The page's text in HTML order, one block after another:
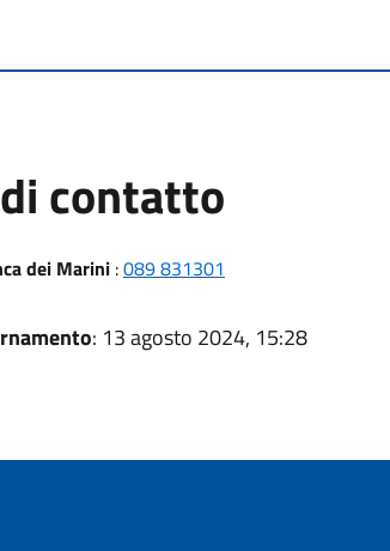
contatto
dei Marini:089 831301
: 13 agosto 2024, 15:28